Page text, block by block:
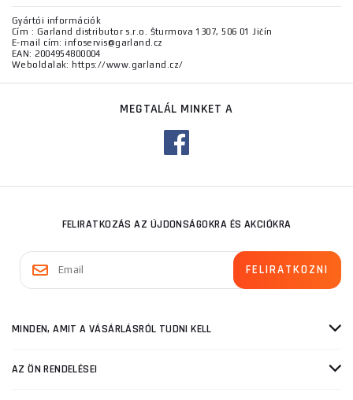
Gyártói információk
Cím : Garland distributor s.r.o. Šturmova 1307, 506 01 Jičín
E-mail cím: infoservis@garland.cz
EAN: 2004954800004
Weboldalak: https://www.garland.cz/
MEGTALÁL MINKET A
FELIRATKOZÁS AZ ÚJDONSÁGOKRA ÉS AKCIÓKRA
MINDEN, AMIT A VÁSÁRLÁSRÓL TUDNI KELL
AZ ÖN RENDELÉSEI